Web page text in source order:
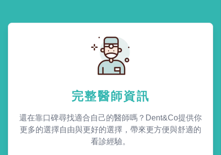
完整醫師資訊
還在靠口碑尋找適合自己的醫師嗎？Dent&Co提供你
更多的選擇自由與更好的選擇，帶來更方便與舒適的
看診經驗。